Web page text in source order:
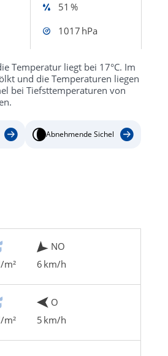
51 %
1017 hPa
Temperatur liegt bei 17°C. Im
und die Temperaturen liegen
bei Tiefsttemperaturen von
Abnehmende Sichel
m²
NO
6 km/h
m²
O
5 km/h